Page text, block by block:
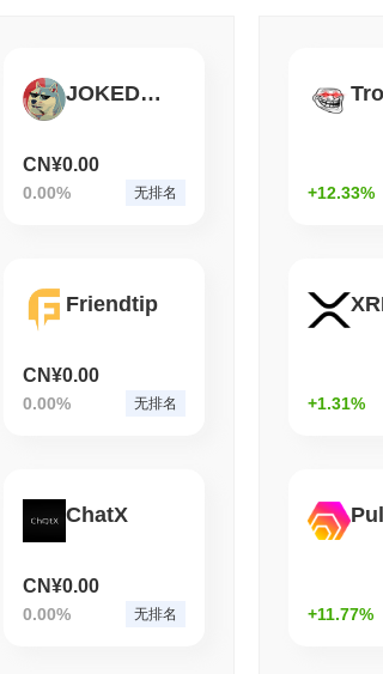
JPYC融
BITCOIN
JOKEDOGE
CN¥0.00
0.00% 无排名
Friendtip
CN¥0.00
0.00% 无排名
ChatX
CN¥0.00
0.00% 无排名
Troll
+12.33%
+1.31%
+11.77%